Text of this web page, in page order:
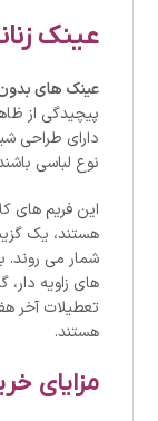
عینک
عینک های
پیچیدگی از
دارای طراحی
نوع لباسی
این فریم های
هستند، یک
شمار می روند.
های زاویه دار،
تعطیلات آخر
هستند.
مزایای